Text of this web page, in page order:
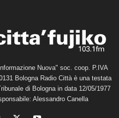
Nuova" soc. coop. P.IVA
Bologna Radio Città è una testata
di Bologna in data 12/05/1977
Alessandro Canella